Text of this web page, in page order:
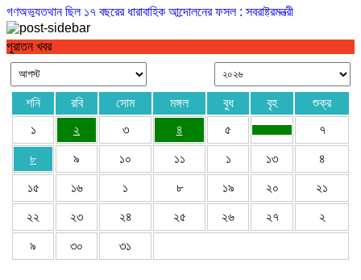
গণঅভ্যুত্থান ছিল ১৭ বছরের ধারাবাহিক আন্দোলনের ফসল : স্বরাষ্ট্রমন্ত্রী
পুরাতন খবর
শনি রবি সোম মঙ্গল বুধ বৃহ
শুক্র
১
২ ৩ ৪ ৫ ৭
৮ ৯ ১০ ১১ ১ ১৩ ৪
১৫ ১৬ ১ ৮ ১৯ ২০ ২১
২২ ২৩ ২৪ ২৫ ২৬ ২৭ ২
৯ ৩০ ৩১